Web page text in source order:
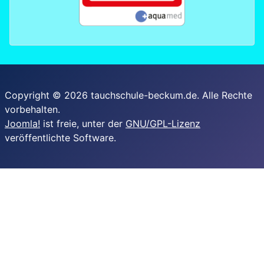
Copyright © 2026 tauchschule-beckum.de. Alle Rechte
vorbehalten.
Joomla! ist freie, unter der GNU/GPL-Lizenz
veröffentlichte Software.